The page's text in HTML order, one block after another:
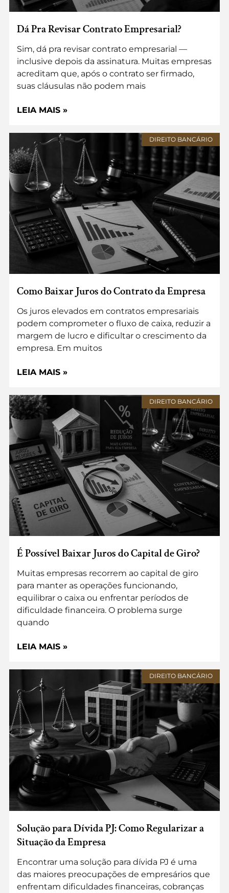
Dá Pra Revisar Contrato Empresarial?
Sim, dá pra revisar contrato empresarial —
inclusive depois da assinatura. Muitas empresas
acreditam que, após o contrato ser firmado,
suas cláusulas não podem mais
LEIA MAIS »
DIREITO BANCÁRIO
Como Baixar Juros do Contrato da Empresa
Os juros elevados em contratos empresariais
podem comprometer o fluxo de caixa, reduzir a
margem de lucro e dificultar o crescimento da
empresa. Em muitos
LEIA MAIS »
DIREITO BANCÁRIO
É Possível Baixar Juros do Capital de Giro?
Muitas empresas recorrem ao capital de giro
para manter as operações funcionando,
equilibrar o caixa ou enfrentar períodos de
dificuldade financeira. O problema surge
quando
LEIA MAIS »
DIREITO BANCÁRIO
Solução para Dívida PJ: Como Regularizar a
Situação da Empresa
Encontrar uma solução para dívida PJ é uma
das maiores preocupações de empresários que
enfrentam dificuldades financeiras, cobranças